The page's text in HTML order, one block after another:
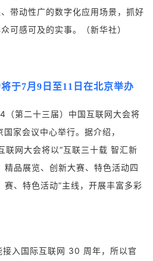
带动性广的数字化应用场景，抓好
可感可及的实事。（新华社）
于7月9日至11日在北京举办
（第二十三届）中国互联网大会将
家会议中心举行。据介绍，
网大会将以“互联三十载 智汇新
精品展览、创新大赛、特色活动四
赛、特色活动”主线，开展丰富多彩
入国际互联网 30 周年，所以官